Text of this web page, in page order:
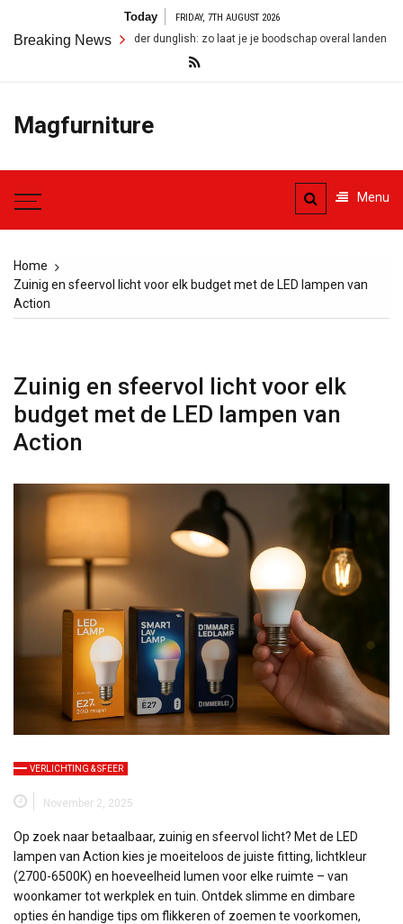
content
Today FRIDAY, 7TH AUGUST 2026
Breaking News
zonder dunglish: zo laat je je boodschap overal landen
Magfurniture
Menu
Home
Zuinig en sfeervol licht voor elk budget met de LED lampen van
Action
Zuinig en sfeervol licht voor elk
budget met de LED lampen van
Action
VERLICHTING & SFEER
November 2, 2025
Op zoek naar betaalbaar, zuinig en sfeervol licht? Met de LED
lampen van Action kies je moeiteloos de juiste fitting, lichtkleur
(2700-6500K) en hoeveelheid lumen voor elke ruimte – van
woonkamer tot werkplek en tuin. Ontdek slimme en dimbare
opties én handige tips om flikkeren of zoemen te voorkomen,